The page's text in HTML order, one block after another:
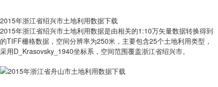
2015年浙江省绍兴市土地利用数据下载
2015年浙江省绍兴市土地利用数据是由相关的1:10万矢量数据转换得到
的TIFF栅格数据，空间分辨率为250米，主要包含25个土地利用类型，
采用D_Krasovsky_1940坐标系，空间范围覆盖浙江省绍兴市。